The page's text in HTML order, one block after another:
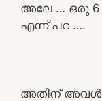
അലേ … ഒരു 6
എന്ന് പറ ….
അതിന്